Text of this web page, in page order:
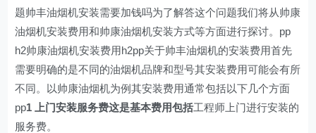
题帅丰油烟机安装需要加钱吗为了解答这个问题我们将从帅康
油烟机安装费用和帅康油烟机安装方式等方面进行探讨。pp
h2帅康油烟机安装费用h2pp关于帅丰油烟机的安装费用首先
需要明确的是不同的油烟机品牌和型号其安装费用可能会有所
不同。以帅康油烟机为例其安装费用通常包括以下几个方面
pp1 上门安装服务费这是基本费用包括工程师上门进行安装的
服务费。